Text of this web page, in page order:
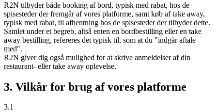
R2N tilbyder både booking af bord, typisk med rabat, hos de
spisesteder der fremgår af vores platforme, samt køb af take away,
typisk med rabat, til afhentning hos de spisesteder der tilbyder dette.
Samlet under et begreb, altså enten en bordbestilling eller en take
away bestilling, refereres det typisk til, som at du "indgår aftale
med".
R2N giver dig også mulighed for at skrive anmeldelser af din
restaurant- eller take away oplevelse.
3. Vilkår for brug af vores platforme
3.1